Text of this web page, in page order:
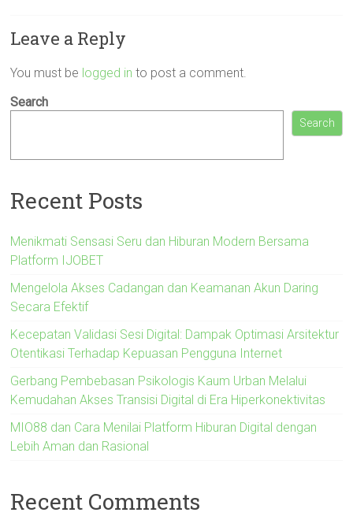
Leave a Reply
You must be logged in to post a comment.
Search
Search
Recent Posts
Menikmati Sensasi Seru dan Hiburan Modern Bersama
Platform IJOBET
Mengelola Akses Cadangan dan Keamanan Akun Daring
Secara Efektif
Kecepatan Validasi Sesi Digital: Dampak Optimasi Arsitektur
Otentikasi Terhadap Kepuasan Pengguna Internet
Gerbang Pembebasan Psikologis Kaum Urban Melalui
Kemudahan Akses Transisi Digital di Era Hiperkonektivitas
MIO88 dan Cara Menilai Platform Hiburan Digital dengan
Lebih Aman dan Rasional
Recent Comments